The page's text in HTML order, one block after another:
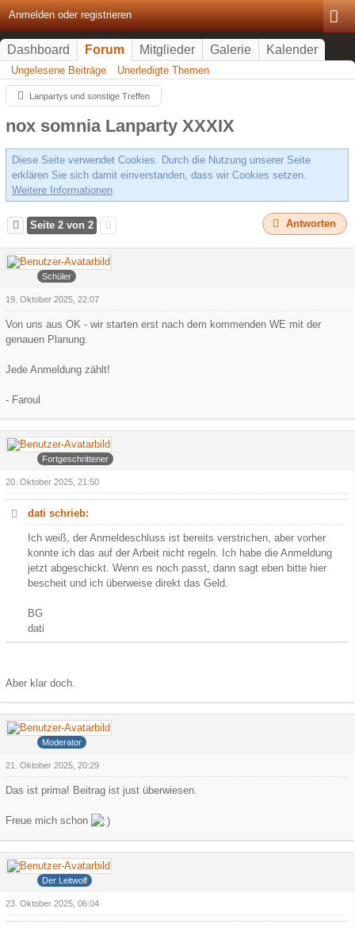
Anmelden oder registrieren
Dashboard Forum Mitglieder Galerie Kalender
Ungelesene Beiträge Unerledigte Themen
Lanpartys und sonstige Treffen
nox somnia Lanparty XXXIX
Diese Seite verwendet Cookies. Durch die Nutzung unserer Seite
erklären Sie sich damit einverstanden, dass wir Cookies setzen.
Weitere Informationen
Seite 2 von 2 Antworten
Faroul
Schüler
19. Oktober 2025, 22:07
Von uns aus OK - wir starten erst nach dem kommenden WE mit der
genauen Planung.
Jede Anmeldung zählt!
- Faroul
Arowa
Fortgeschrittener
20. Oktober 2025, 21:50
dati schrieb:
Ich weiß, der Anmeldeschluss ist bereits verstrichen, aber vorher
konnte ich das auf der Arbeit nicht regeln. Ich habe die Anmeldung
jetzt abgeschickt. Wenn es noch passt, dann sagt eben bitte hier
bescheit und ich überweise direkt das Geld.
BG
dati
Aber klar doch.
dati
Moderator
21. Oktober 2025, 20:29
Das ist prima! Beitrag ist just überwiesen.
Freue mich schon
Grauer Wolf
Der Leitwolf
23. Oktober 2025, 06:04